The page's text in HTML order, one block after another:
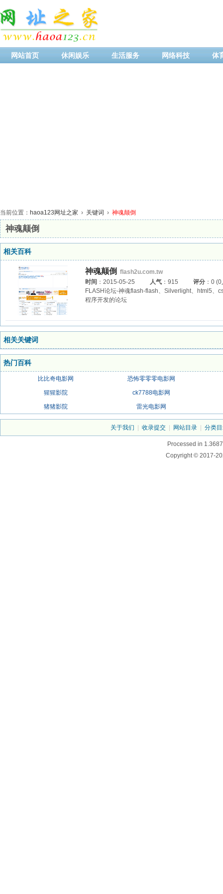
网站首页 休闲娱乐 生活服务 网络科技 体
当前位置： haoa123网址之家 › 关键词 › 神魂颠倒
神魂颠倒
相关百科
神魂颠倒 flash2u.com.tw
时间 ：2015-05-25 人气 ：915 评分 ：0
FLASH论坛-神魂flash-flash、Silverlight、html5、
程序开发的论坛
相关关键词
热门百科
比比奇电影网
恐怖零零零电影网
猩猩影院
ck7788电影网
猪猪影院
雷光电影网
关于我们 收录提交 网站目录 分类
Processed in
Copyright © 2017-